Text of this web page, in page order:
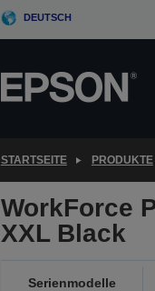
DEUTSCH
STARTSEITE PRODUKTE
WorkForce
XXL Black
Serienmodelle